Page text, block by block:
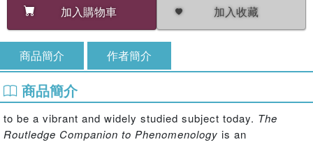
加入購物車 加入收藏
商品簡介 作者簡介
商品簡介
to be a vibrant and widely studied subject today. The
Routledge Companion to Phenomenology is an